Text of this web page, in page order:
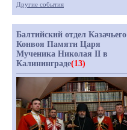
Другие события
Балтийский отдел Казачьего
Конвоя Памяти Царя
Мученика Николая II в
Калининграде(13)